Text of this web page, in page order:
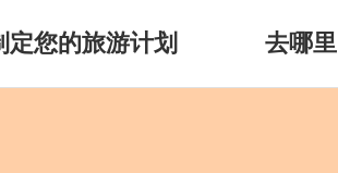
定您的旅游计划 去哪里